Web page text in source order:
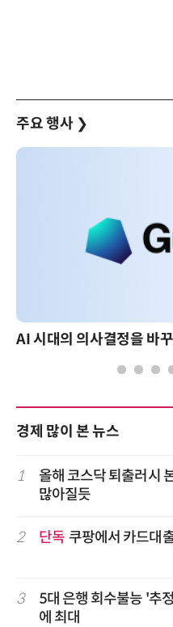
주요 행사 ❯
경제 많이 본 뉴스
1
올해 코스닥 퇴출러시
많아질듯
2 단독 쿠팡에서 카드대
3
5대 은행 회수불능 '
에 최대